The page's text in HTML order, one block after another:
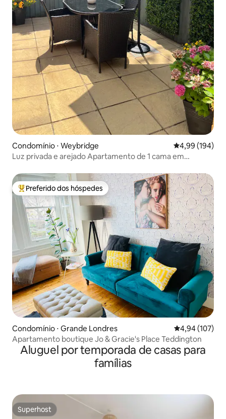
Condomínio ⋅ Weybridge 4,99 de uma
4,99 (194)
Luz privada e arejado Apartamento de 1 cama em
Entre os melhores preferidos dos hóspedes
Preferido dos hóspedes
Condomínio ⋅ Grande Londres 4,94 de uma
4,94 (107)
Apartamento boutique Jo & Gracie's Place Teddington
Aluguel por temporada de casas para
famílias
Superhost
Superhost